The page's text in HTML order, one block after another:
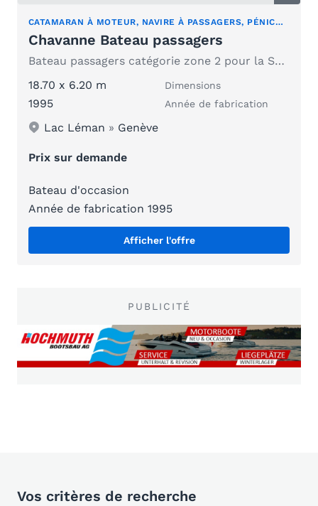
CATAMARAN À MOTEUR, NAVIRE À PASSAGERS, PÉNICHE DE PLAISANCE
Chavanne Bateau passagers
Bateau passagers catégorie zone 2 pour la Suisse
18.70 x 6.20 m
Dimensions
1995 Année de fabrication
Lac Léman » Genève
Prix sur demande
Bateau d'occasion
Année de fabrication 1995
Afficher l'offre
PUBLICITÉ
Vos critères de recherche